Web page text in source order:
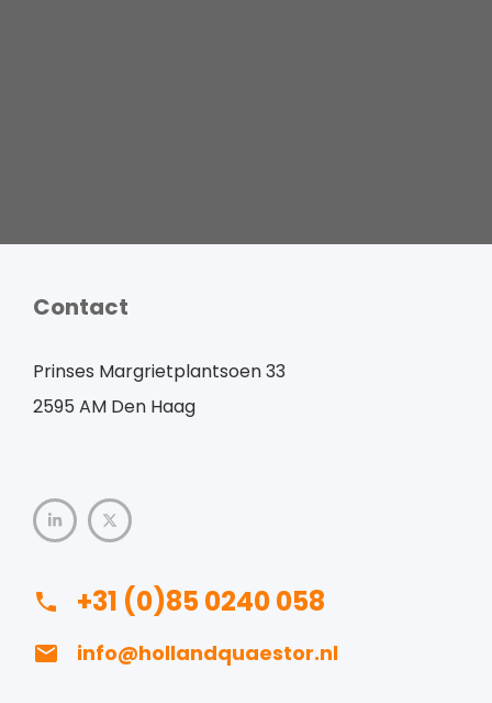
Contact
Prinses Margrietplantsoen 33
2595 AM Den Haag
+31 (0)85 0240 058
info@hollandquaestor.nl